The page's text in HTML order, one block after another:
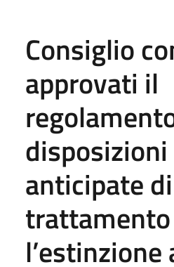
Consiglio
approvati il
disposizioni
anticipate di